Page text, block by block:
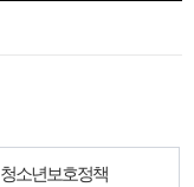
청소년보호정책